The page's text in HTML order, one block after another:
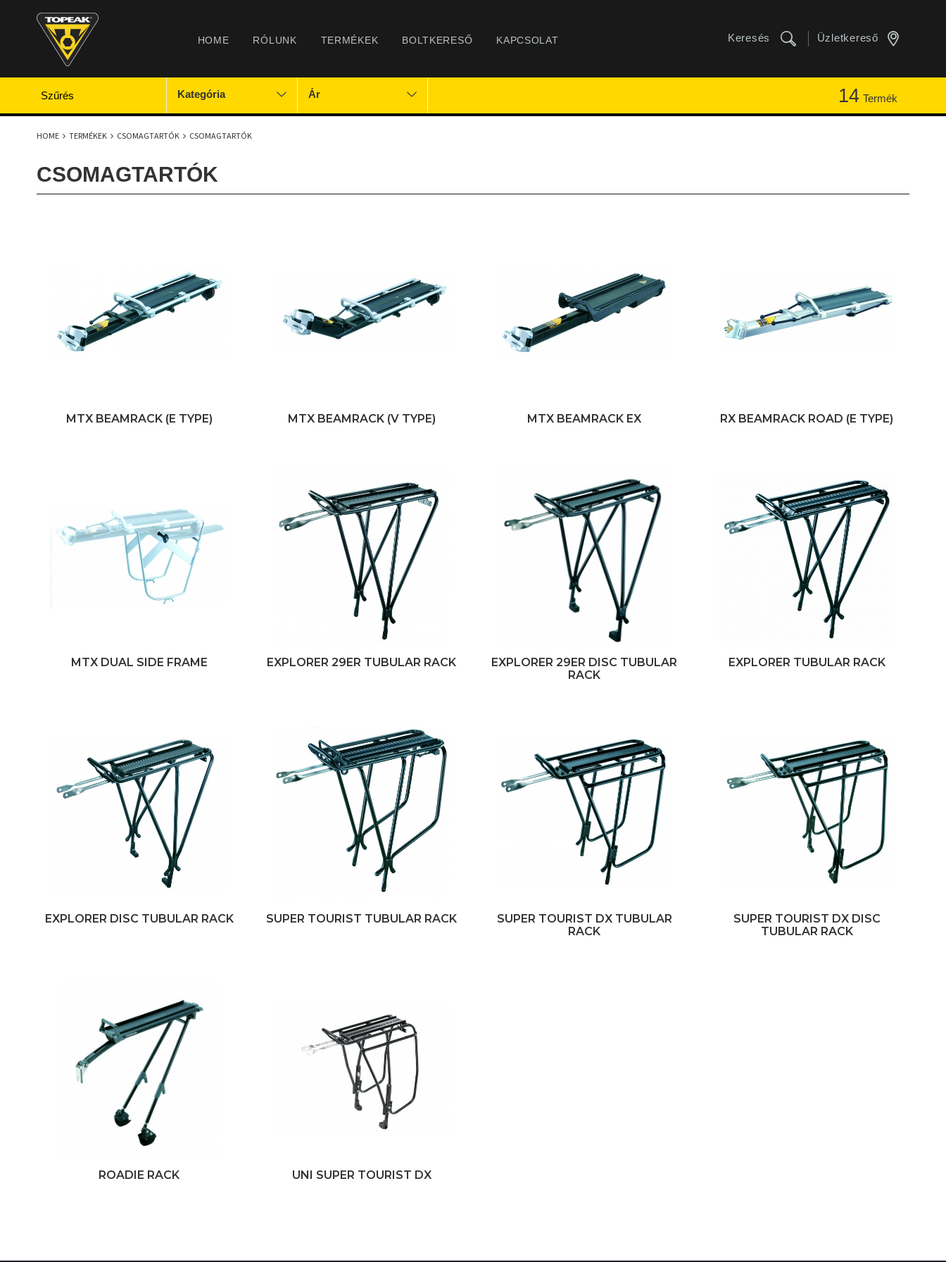
HOME RÓLUNK TERMÉKEK BOLTKERESŐ KAPCSOLAT Keresés Üzletkereső
Szűrés Kategória Ár 14 Termék
HOME TERMÉKEK CSOMAGTARTÓK CSOMAGTARTÓK
CSOMAGTARTÓK
MTX BEAMRACK (E TYPE) MTX BEAMRACK (V TYPE) MTX BEAMRACK EX RX BEAMRACK ROAD (E TYPE)
MTX DUAL SIDE FRAME EXPLORER 29ER TUBULAR RACK
EXPLORER 29ER DISC TUBULAR
RACK
EXPLORER TUBULAR RACK
EXPLORER DISC TUBULAR RACK SUPER TOURIST TUBULAR RACK
SUPER TOURIST DX TUBULAR
RACK
SUPER TOURIST DX DISC
TUBULAR RACK
ROADIE RACK UNI SUPER TOURIST DX